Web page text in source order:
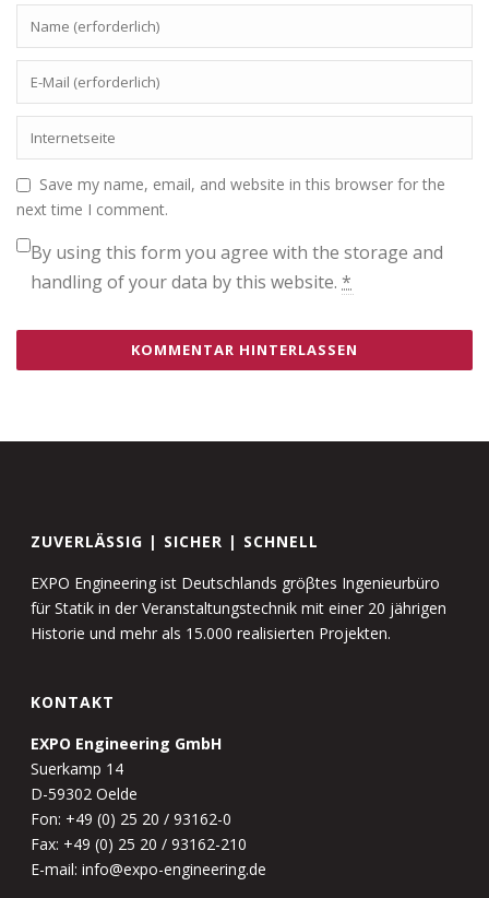
Save my name, email, and website in this browser for the
next time I comment.
By using this form you agree with the storage and
handling of your data by this website. *
ZUVERLÄSSIG | SICHER | SCHNELL
EXPO Engineering ist Deutschlands gröβtes Ingenieurbüro
für Statik in der Veranstaltungstechnik mit einer 20 jährigen
Historie und mehr als 15.000 realisierten Projekten.
KONTAKT
EXPO Engineering GmbH
Suerkamp 14
D-59302 Oelde
Fon: +49 (0) 25 20 / 93162-0
Fax: +49 (0) 25 20 / 93162-210
E-mail: info@expo-engineering.de